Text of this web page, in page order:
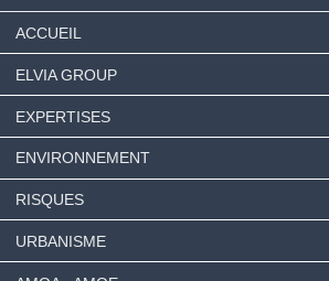
ACCUEIL
ELVIA GROUP
EXPERTISES
ENVIRONNEMENT
RISQUES
URBANISME